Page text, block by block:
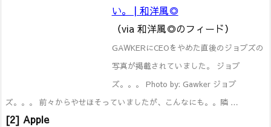
い。 | 和洋風◎
（via 和洋風◎のフィード）
GAWKERにCEOをやめた直後のジョブズの
写真が掲載されていました。 ジョブ
ズ。。。 Photo by: Gawker ジョブ
ズ。。。 前々からやせほそっていましたが、こんなにも。。隣 …
[2] Apple